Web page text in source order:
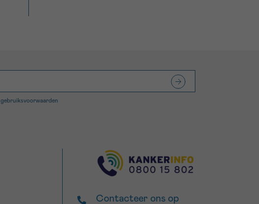
gebruiksvoorwaarden
Contacteer ons op